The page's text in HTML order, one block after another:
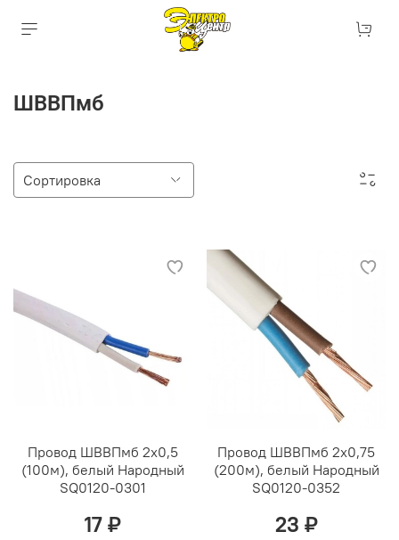
ШВВПмб
Провод ШВВПмб 2х0,5
(100м), белый Народный
SQ0120-0301
17 ₽
Провод ШВВПмб 2х0,75
(200м), белый Народный
SQ0120-0352
23 ₽